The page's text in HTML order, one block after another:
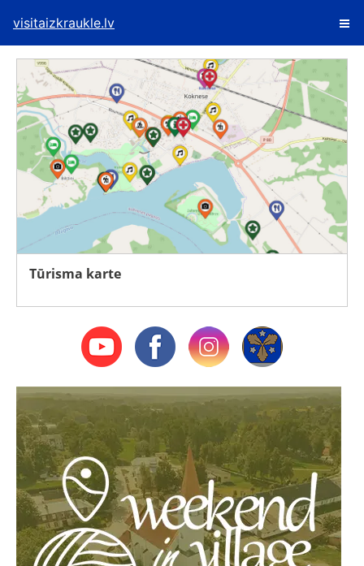
visitaizkraukle.lv
Tūrisma karte